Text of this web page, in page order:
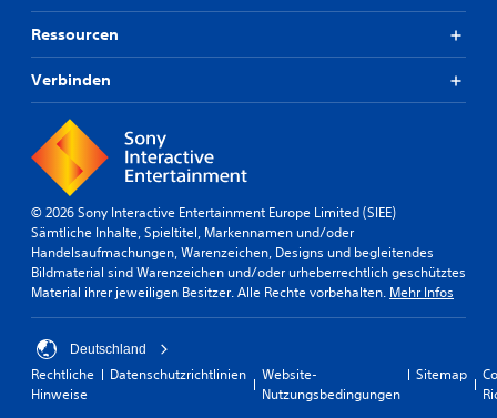
Ressourcen
Verbinden
© 2026 Sony Interactive Entertainment Europe Limited (SIEE)
Sämtliche Inhalte, Spieltitel, Markennamen und/oder
Handelsaufmachungen, Warenzeichen, Designs und begleitendes
Bildmaterial sind Warenzeichen und/oder urheberrechtlich geschütztes
Material ihrer jeweiligen Besitzer. Alle Rechte vorbehalten. Mehr Infos
Deutschland
Rechtliche
Hinweise
Datenschutzrichtlinien
Website-
Nutzungsbedingungen
Sitemap